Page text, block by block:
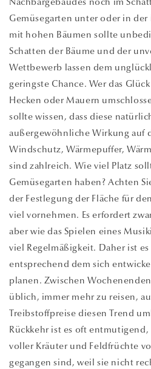
Gemüsegarten unter oder in der
mit hohen Bäumen sollte
Schatten der Bäume und der
Wettbewerb lassen dem
geringste Chance. Wer das
Hecken oder Mauern
sollte wissen, dass diese
außergewöhnliche Wirkung auf
Windschutz, Wärmepuffer,
sind zahlreich. Wie viel Platz
Gemüsegarten haben? Achten
der Festlegung der Fläche für
viel vornehmen. Es erfordert
aber wie das Spielen eines
viel Regelmäßigkeit. Daher ist
entsprechend dem sich
planen. Zwischen
üblich, immer mehr zu reisen,
Treibstoffpreise diesen Trend
Rückkehr ist es oft
voller Kräuter und Feldfrüchte
gegangen sind, weil sie nicht